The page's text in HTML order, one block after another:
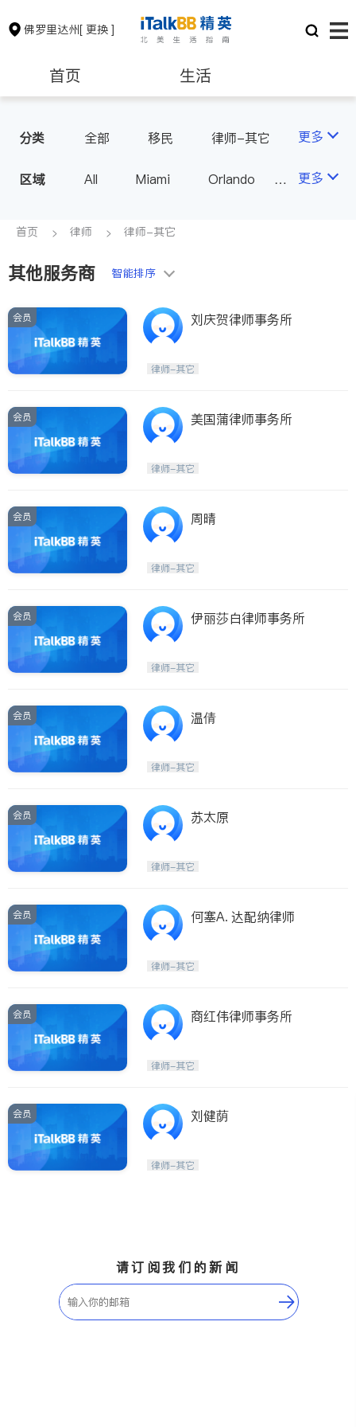
佛罗里达州[ 更换 ]
首页 生活
保险理财 房地产租售
银行贷款 建筑装修
教育
非盈利组织
分类 全部 移民
律师-其它
更多
区域 All Miami
Orlando
FL - Other Cities
更多
首页 律师 律师-其它
其他服务商 智能排序
会员 刘庆贺律师事务所
律师-其它
会员 美国蒲律师事务所
律师-其它
会员 周晴
律师-其它
会员 伊丽莎白律师事务所
律师-其它
会员 温倩
律师-其它
会员 苏太原
律师-其它
会员 何塞A. 达配纳律师
律师-其它
会员 商红伟律师事务所
律师-其它
会员 刘健荫
律师-其它
请订阅我们的新闻